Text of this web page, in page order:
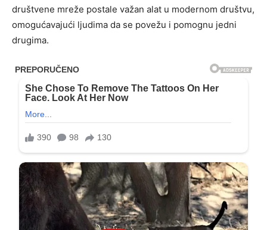
društvene mreže postale važan alat u modernom društvu,
omogućavajući ljudima da se povežu i pomognu jedni
drugima.